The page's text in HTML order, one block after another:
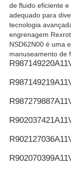
Acessórios
Válvula
Bomba
de fluido eficiente
adequado para
tecnologia
engrenagem
NSD62N00 é uma
manuseamento de
R987149220
R987149219
R987279887
R902037421
R902127036
R902070399